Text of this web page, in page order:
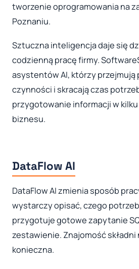
tworzenie oprogramowania na
Poznaniu.
Sztuczna inteligencja daje się
codzienną pracę firmy.
asystentów AI, którzy przejmują
czynności i skracają czas
przygotowanie informacji w
biznesu.
DataFlow AI
DataFlow AI zmienia sposób
wystarczy opisać, czego
przygotuje gotowe zapytanie
zestawienie. Znajomość
konieczna.